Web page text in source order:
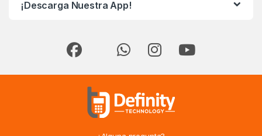
¡Descarga Nuestra App!